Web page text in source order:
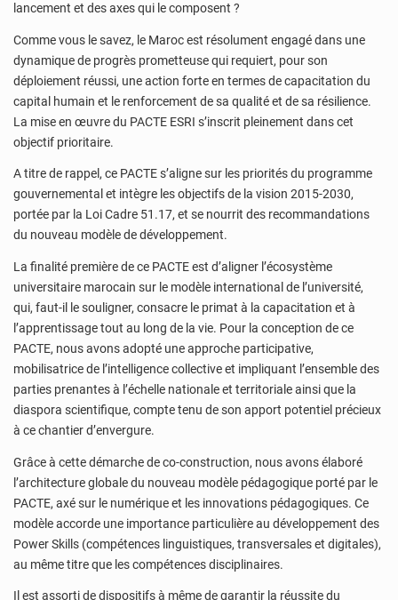
lancement et des axes qui le composent ?
Comme vous le savez, le Maroc est résolument engagé dans une
dynamique de progrès prometteuse qui requiert, pour son
déploiement réussi, une action forte en termes de capacitation du
capital humain et le renforcement de sa qualité et de sa résilience.
La mise en œuvre du PACTE ESRI s’inscrit pleinement dans cet
objectif prioritaire.
A titre de rappel, ce PACTE s’aligne sur les priorités du programme
gouvernemental et intègre les objectifs de la vision 2015-2030,
portée par la Loi Cadre 51.17, et se nourrit des recommandations
du nouveau modèle de développement.
La finalité première de ce PACTE est d’aligner l’écosystème
universitaire marocain sur le modèle international de l’université,
qui, faut-il le souligner, consacre le primat à la capacitation et à
l’apprentissage tout au long de la vie. Pour la conception de ce
PACTE, nous avons adopté une approche participative,
mobilisatrice de l’intelligence collective et impliquant l’ensemble des
parties prenantes à l’échelle nationale et territoriale ainsi que la
diaspora scientifique, compte tenu de son apport potentiel précieux
à ce chantier d’envergure.
Grâce à cette démarche de co-construction, nous avons élaboré
l’architecture globale du nouveau modèle pédagogique porté par le
PACTE, axé sur le numérique et les innovations pédagogiques. Ce
modèle accorde une importance particulière au développement des
Power Skills (compétences linguistiques, transversales et digitales),
au même titre que les compétences disciplinaires.
Il est assorti de dispositifs à même de garantir la réussite du